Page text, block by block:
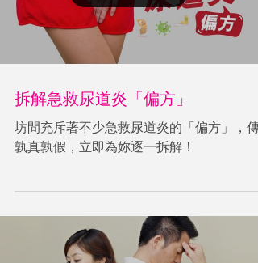
拆解急救尿道炎「偏方」
坊間充斥著不少急救尿道炎的「偏方」，傳
孰真孰假，立即為妳逐一拆解！